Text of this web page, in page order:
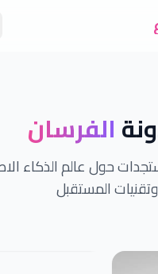
الفرسان
حول عالم الذكاء
وتقنيات المستقبل